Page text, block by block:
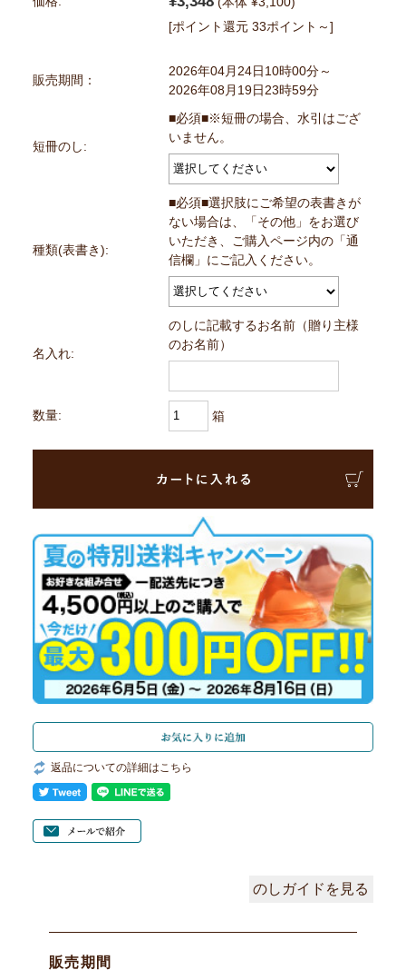
[ポイント還元 33ポイント～]
販売期間：
2026年04月24日10時00分～
2026年08月19日23時59分
短冊のし:
■必須■※短冊の場合、水引はござ
いません。
種類(表書き):
■必須■選択肢にご希望の表書きが
ない場合は、「その他」をお選び
いただき、ご購入ページ内の「通
信欄」にご記入ください。
名入れ:
のしに記載するお名前（贈り主様
のお名前）
数量: 箱
返品についての詳細はこちら
のしガイドを見る
販売期間